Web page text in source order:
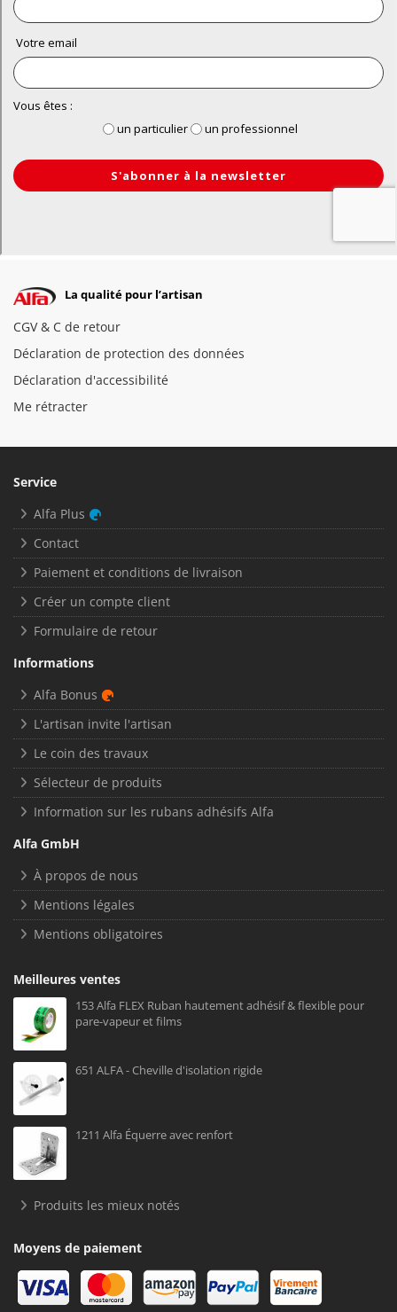
La qualité pour l’artisan
CGV & C de retour
Déclaration de protection des données
Déclaration d'accessibilité
Me rétracter
Service
Alfa Plus
Contact
Paiement et conditions de livraison
Créer un compte client
Formulaire de retour
Informations
Alfa Bonus
L'artisan invite l'artisan
Le coin des travaux
Sélecteur de produits
Information sur les rubans adhésifs Alfa
Alfa GmbH
À propos de nous
Mentions légales
Mentions obligatoires
Meilleures ventes
153 Alfa FLEX Ruban hautement adhésif & flexible pour
pare-vapeur et films
651 ALFA - Cheville d'isolation rigide
1211 Alfa Équerre avec renfort
Produits les mieux notés
Moyens de paiement